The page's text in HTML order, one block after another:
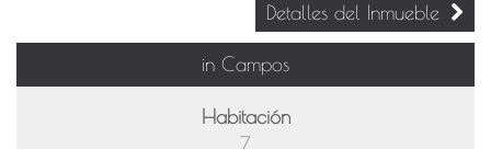
Detalles del Inmueble
in Campos
Habitación
7